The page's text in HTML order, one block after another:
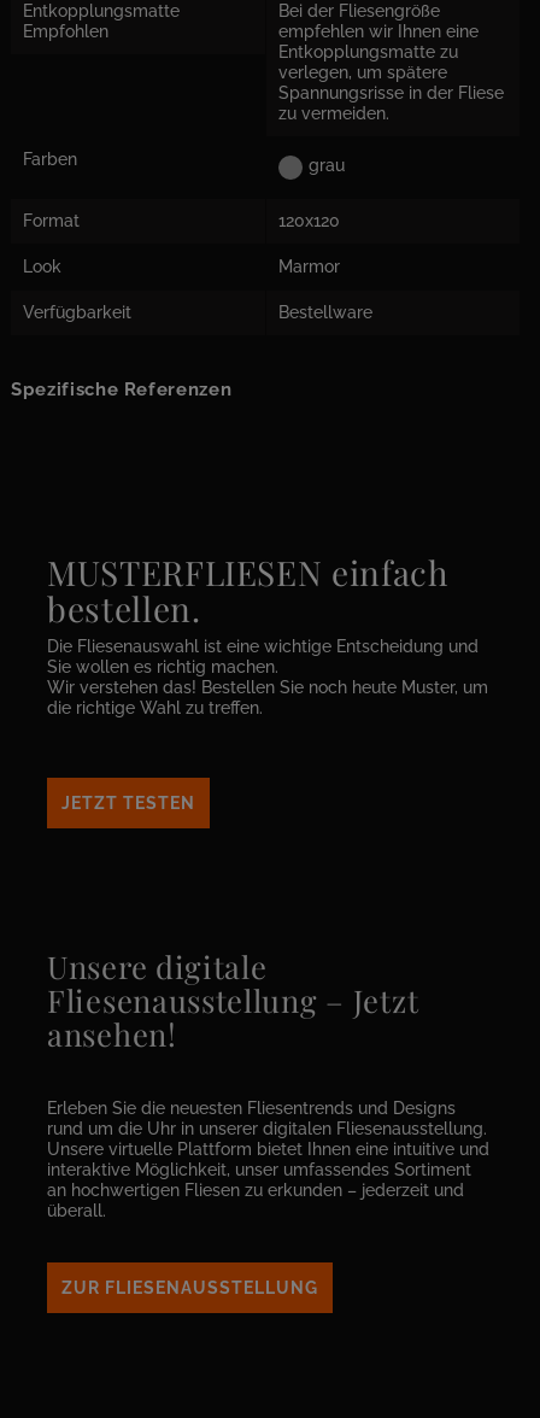
Entkopplungsmatte
Empfohlen
Bei der Fliesengröße
empfehlen wir Ihnen eine
Entkopplungsmatte zu
verlegen, um spätere
Spannungsrisse in der Fliese
zu vermeiden.
Farben grau
Format 120x120
Look Marmor
Verfügbarkeit Bestellware
Spezifische Referenzen
MUSTERFLIESEN einfach
bestellen.
Die Fliesenauswahl ist eine wichtige Entscheidung und
Sie wollen es richtig machen.
Wir verstehen das! Bestellen Sie noch heute Muster, um
die richtige Wahl zu treffen.
JETZT TESTEN
Unsere digitale
Fliesenausstellung – Jetzt
ansehen!
Erleben Sie die neuesten Fliesentrends und Designs
rund um die Uhr in unserer digitalen Fliesenausstellung.
Unsere virtuelle Plattform bietet Ihnen eine intuitive und
interaktive Möglichkeit, unser umfassendes Sortiment
an hochwertigen Fliesen zu erkunden – jederzeit und
überall.
ZUR FLIESENAUSSTELLUNG